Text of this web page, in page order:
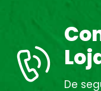
De